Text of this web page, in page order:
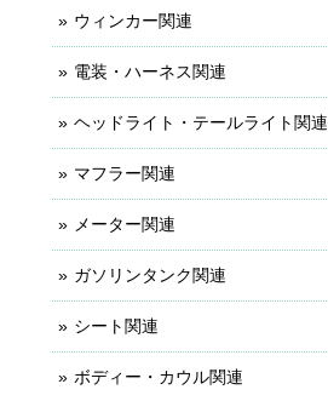
ウィンカー関連
電装・ハーネス関連
ヘッドライト・テールライト関連
マフラー関連
メーター関連
ガソリンタンク関連
シート関連
ボディー・カウル関連